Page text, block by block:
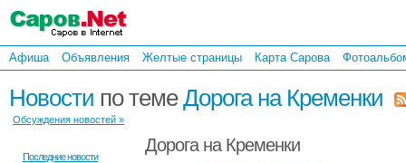
Афиша Объявления Желтые страницы Карта Сарова
Новости по темеДорога на Кременки
Обсуждения новостей »
Последние новости
Дорога на Кременки